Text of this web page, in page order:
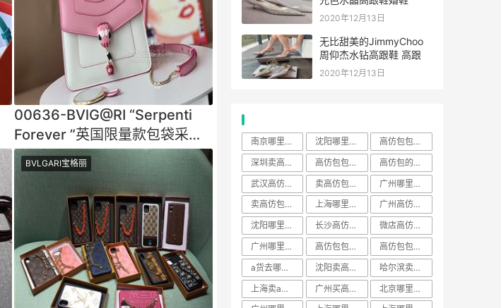
00636-BVlG@RI “Serpenti
Forever ”英国限量款包袋采用
意大利进口小牛皮制成饰
BVLGARI宝格丽
2020年12月13日
无比甜美的JimmyChoo
周仰杰水钻高跟鞋 高跟
2020年12月13日
南京哪里卖a货的地方 沈阳哪里买包包好
高仿包包在哪里找
深圳卖高仿的地方
高仿包包多少钱一个
高仿包的款式
武汉高仿包包实体店
卖高仿包怎么介绍自己
广州哪里卖高仿包包
卖高仿包包的网站
上海哪里有卖a货的地方
广州高仿包什么价格
沈阳哪里买包的地方多
长沙高仿包包
微店高仿包包质量怎么样
广州哪里买高仿包包
高仿包包在哪里买多少钱
高仿包包多少钱
a货去哪里买
沈阳卖高仿的都在哪
哈尔滨卖高仿一条街
上海卖a货的地方老外喜欢的
广州买高仿包在哪里买最多
北京哪里有卖高仿运动的